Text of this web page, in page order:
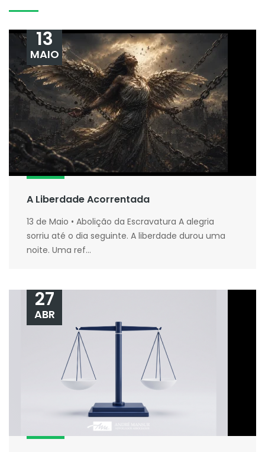
A Liberdade Acorrentada
13
MAIO
13 de Maio • Abolição da Escravatura A alegria
sorriu até o dia seguinte. A liberdade durou uma
noite. Uma ref...
27
ABR